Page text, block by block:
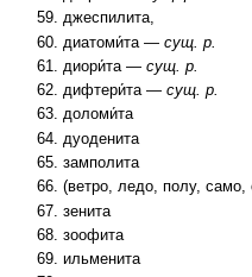
джеспилита,
диатоми́та —сущ. р.
диори́та —сущ. р.
дифтери́та —сущ. р.
доломи́та
дуоденита
замполита
(ветро, ледо, полу, само,
зенита
зоофита
ильменита